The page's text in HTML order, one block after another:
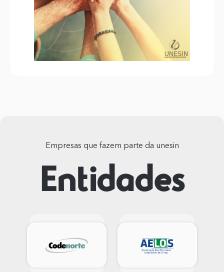
Empresas que fazem parte da unesin
Entidades